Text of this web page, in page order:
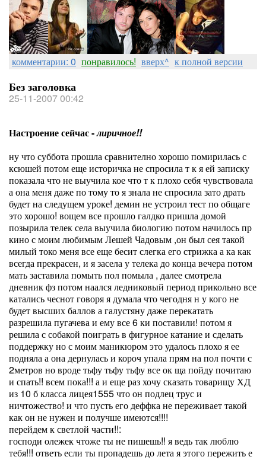
комментарии: 0 понравилось! вверх^ к полной версии
Без заголовка
25-11-2007 00:42
Настроение сейчас -лиричное!!
ну что суббота прошла сравнително хорошо помирилась с
ксюшей потом еще историчка не спросила т к я ей записку
показала что не выучила кое что т к плохо себя чувствовала
а она меня даже по тому то я знала не спросила зато драть
будет на следущем уроке! демин не устроил тест по общаге
это хорошо! вощем все прошло галдко пришла домой
позырила телек села выучила биологию потом начилось пр
кино с моим любимым Лешей Чадовым ,он был сея такой
милый токо меня все еще бесит слегка его стрижка а ка как
всегда прекрасен, и я засела у телека до конца вечера потом
мать заставила помыть пол помыла , далее смотрела
дневник фз потом наался ледниковый период прикольно все
катались чеснот говоря я думала что чегодня н у кого не
будет высших баллов а галустяну даже перекатать
разрешила пугачева и ему все 6 ки поставили! потом я
решила с собакой поиграть в фигурное катание и сделать
поддержку но с моим маникюром это удалось плохо я ее
подняла а она дернулась и короч упала прям на пол почти с
2метров но вроде тьфу тьфу тьфу все ок ща пойду почитаю
и спать!! всем пока!!! а и еще раз хочу сказать товарищу ХД
из 10 б класса лицея1555 что он подлец трус и
ничтожество! и что пусть его деффка не переживает такой
как он не нужен и получше имеются!!!!
перейдем к светлой части!!:
господи олежек чтоже ты не пишешь!! я ведь так люблю
тебя!!! ответь если ты пропадешь до лета я этого пережить е